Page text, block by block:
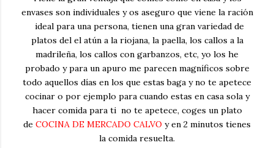
envases son individuales y os aseguro que viene la ración
ideal para una persona, tienen una gran variedad de
platos del el atún a la riojana, la paella, los callos a la
madrileña, los callos con garbanzos, etc, yo los he
probado y para un apuro me parecen magníficos sobre
todo aquellos días en los que estas baga y no te apetece
cocinar o por ejemplo para cuando estas en casa sola y
hacer comida para ti no te apetece, coges un plato
de COCINA DE MERCADO CALVO y en 2 minutos tienes
la comida resuelta.